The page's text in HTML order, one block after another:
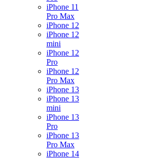
iPhone 11
Pro Max
iPhone 12
iPhone 12
mini
iPhone 12
Pro
iPhone 12
Pro Max
iPhone 13
iPhone 13
mini
iPhone 13
Pro
iPhone 13
Pro Max
iPhone 14